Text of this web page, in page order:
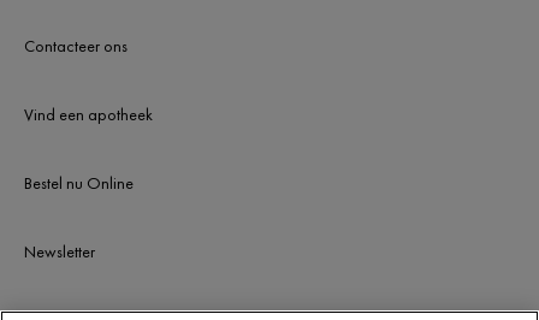
Contacteer ons
Vind een apotheek
Bestel nu Online
Newsletter